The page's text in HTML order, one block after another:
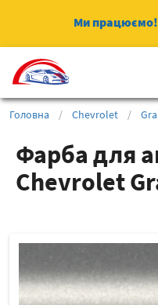
Ми працюємо!
Головна / Chevrolet /
Фарба для
Chevrolet